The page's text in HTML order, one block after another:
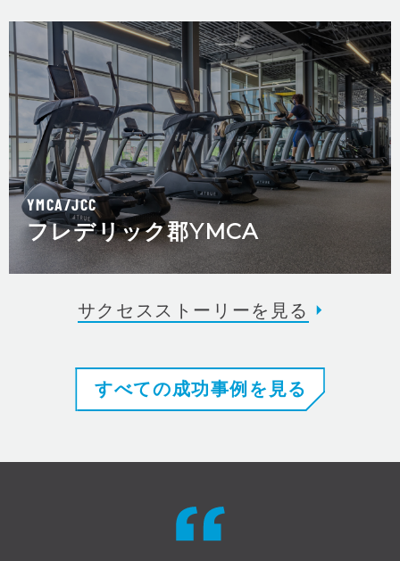
YMCA/JCC
フレデリック郡YMCA
サクセスストーリーを見る
すべての成功事例を見る